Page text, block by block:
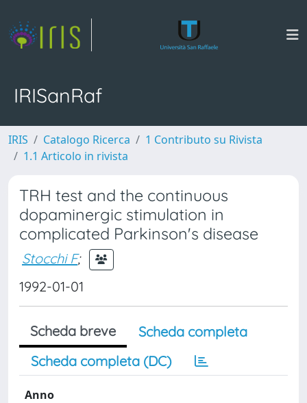
IRISanRaf
IRIS Catalogo Ricerca
1 Contributo su Rivista
1.1 Articolo in rivista
TRH test and the continuous
dopaminergic stimulation in
complicated Parkinson's disease
Stocchi F;
1992-01-01
Scheda breve
Scheda completa
Scheda completa (DC)
Anno